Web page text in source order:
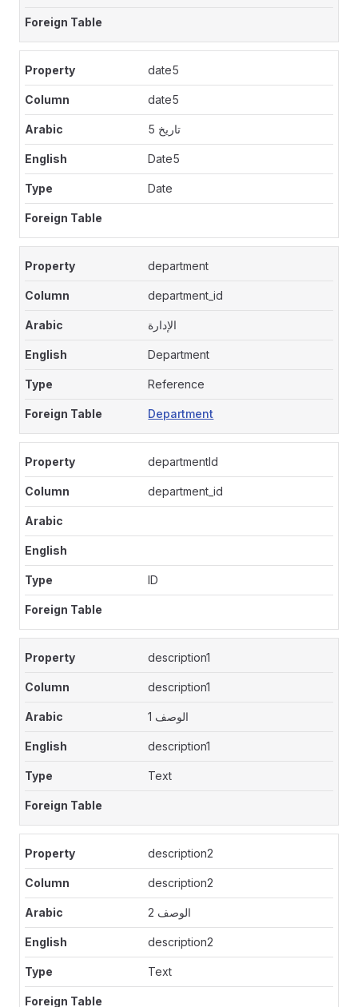
date5
date5
تاريخ 5
Date5
Date
department
department_id
الإدارة
Department
Reference
Department
departmentId
department_id
ID
description1
description1
الوصف 1
description1
Text
description2
description2
الوصف 2
description2
Text